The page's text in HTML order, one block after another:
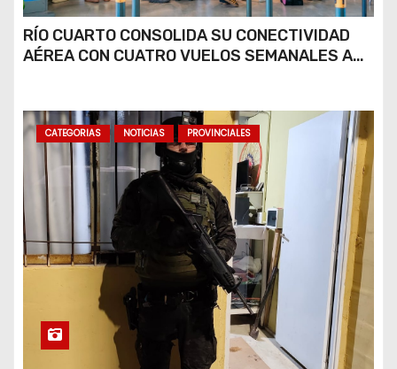
RÍO CUARTO CONSOLIDA SU CONECTIVIDAD
AÉREA CON CUATRO VUELOS SEMANALES A
CATEGORIAS NOTICIAS PROVINCIALES